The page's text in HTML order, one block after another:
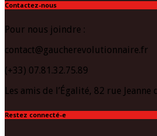
Contactez-nous
Pour nous joindre :
contact@gaucherevolutionnaire.fr
(+33) 07.81.32.75.89
Les amis de l’Égalité, 82 rue Jeanne
Restez connecté-e